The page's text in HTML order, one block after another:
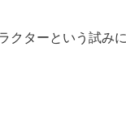
クターという試み